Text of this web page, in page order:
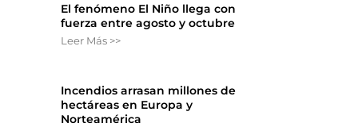
El fenómeno El Niño llega con
fuerza entre agosto y octubre
Leer Más >>
Incendios arrasan millones de
hectáreas en Europa y
Norteamérica